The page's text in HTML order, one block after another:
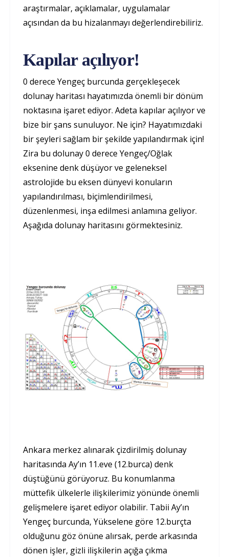
araştırmalar, açıklamalar, uygulamalar
açısından da bu hizalanmayı değerlendirebiliriz.
Kapılar açılıyor!
0 derece Yengeç burcunda gerçekleşecek
dolunay haritası hayatımızda önemli bir dönüm
noktasına işaret ediyor. Adeta kapılar açılıyor ve
bize bir şans sunuluyor. Ne için? Hayatımızdaki
bir şeyleri sağlam bir şekilde yapılandırmak için!
Zira bu dolunay 0 derece Yengeç/Oğlak
eksenine denk düşüyor ve geleneksel
astrolojide bu eksen dünyevi konuların
yapılandırılması, biçimlendirilmesi,
düzenlenmesi, inşa edilmesi anlamına geliyor.
Aşağıda dolunay haritasını görmektesiniz.
Ankara merkez alınarak çizdirilmiş dolunay
haritasında Ay’ın 11.eve (12.burca) denk
düştüğünü görüyoruz. Bu konumlanma
müttefik ülkelerle ilişkilerimiz yönünde önemli
gelişmelere işaret ediyor olabilir. Tabii Ay’ın
Yengeç burcunda, Yükselene göre 12.burçta
olduğunu göz önüne alırsak, perde arkasında
dönen işler, gizli ilişkilerin açığa çıkma